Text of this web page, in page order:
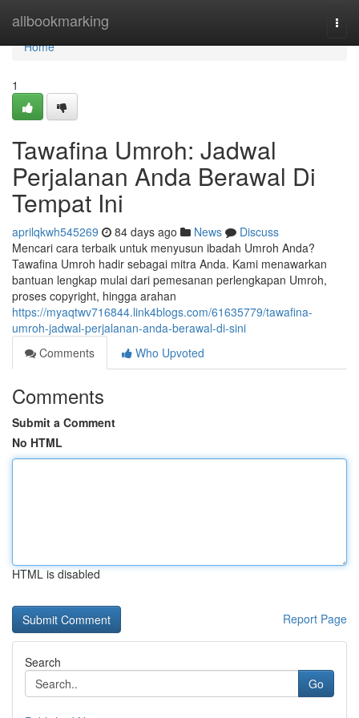
allbookmarking
Home
Home
1
Tawafina Umroh: Jadwal
Perjalanan Anda Berawal Di
Tempat Ini
aprilqkwh545269 84 days ago News
Discuss
Mencari cara terbaik untuk menyusun ibadah Umroh Anda?
Tawafina Umroh hadir sebagai mitra Anda. Kami menawarkan
bantuan lengkap mulai dari pemesanan perlengkapan Umroh,
proses copyright, hingga arahan
https://myaqtwv716844.link4blogs.com/61635779/tawafina-
umroh-jadwal-perjalanan-anda-berawal-di-sini
Comments
Who Upvoted
Comments
Submit a Comment
No HTML
HTML is disabled
Report Page
Search
Go